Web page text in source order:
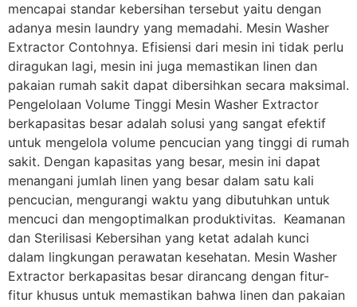
mencapai standar kebersihan tersebut yaitu dengan
adanya mesin laundry yang memadahi. Mesin Washer
Extractor Contohnya. Efisiensi dari mesin ini tidak perlu
diragukan lagi, mesin ini juga memastikan linen dan
pakaian rumah sakit dapat dibersihkan secara maksimal.
Pengelolaan Volume Tinggi Mesin Washer Extractor
berkapasitas besar adalah solusi yang sangat efektif
untuk mengelola volume pencucian yang tinggi di rumah
sakit. Dengan kapasitas yang besar, mesin ini dapat
menangani jumlah linen yang besar dalam satu kali
pencucian, mengurangi waktu yang dibutuhkan untuk
mencuci dan mengoptimalkan produktivitas. Keamanan
dan Sterilisasi Kebersihan yang ketat adalah kunci
dalam lingkungan perawatan kesehatan. Mesin Washer
Extractor berkapasitas besar dirancang dengan fitur-
fitur khusus untuk memastikan bahwa linen dan pakaian